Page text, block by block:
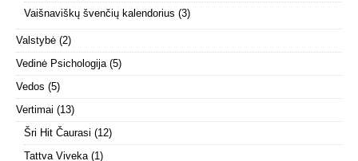
Vaišnaviškų švenčių kalendorius (3)
Valstybė (2)
Vedinė Psichologija(5)
Vedos (5)
Vertimai (13)
Šri Hit Čaurasi (12)
Tattva Viveka(1)